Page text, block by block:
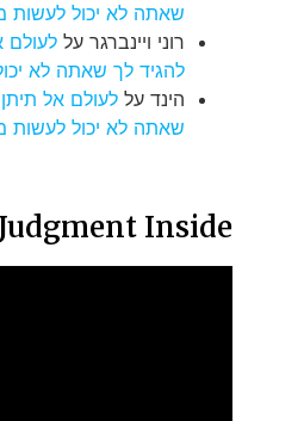
שאתה לא יכול לעשות
רוני ויינברגר על לעולם
להגיד לך שאתה לא
הינד על לעולם אל
שאתה לא יכול לעשות
Judgment Inside